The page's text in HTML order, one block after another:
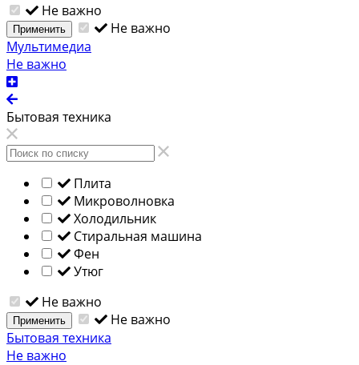
Не важно
Применить
Не важно
Мультимедиа
Не важно
Бытовая техника
Плита
Микроволновка
Холодильник
Стиральная машина
Фен
Утюг
Не важно
Применить
Не важно
Бытовая техника
Не важно